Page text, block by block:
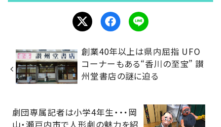
創業40年以上は県内屈指 UFO
コーナーもある“香川の至宝” 讃
州堂書店の謎に迫る
劇団専属記者は小学4年生・・・岡
山・瀬戸内市で人形劇の魅力を紹